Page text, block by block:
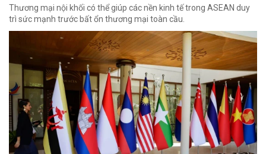
Thương mại nội khối có thể giúp các nền kinh tế trong ASEAN duy
trì sức mạnh trước bất ổn thương mại toàn cầu.